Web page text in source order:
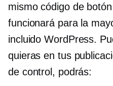
mismo código de
funcionará para la
incluido WordPress.
quieras en tus
de control, podrás: